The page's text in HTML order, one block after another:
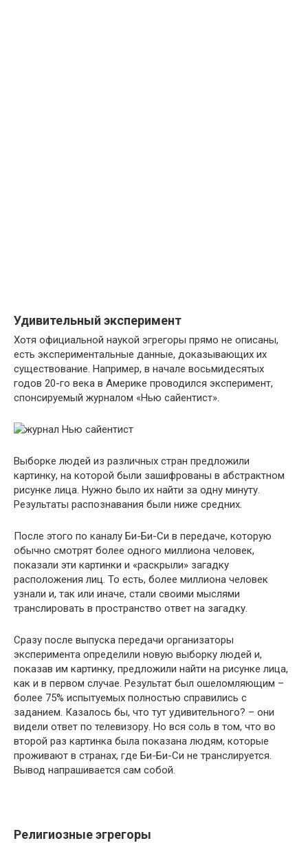
Удивительный эксперимент
Хотя официальной наукой эгрегоры прямо не описаны,
есть экспериментальные данные, доказывающих их
существование. Например, в начале восьмидесятых
годов 20-го века в Америке проводился эксперимент,
спонсируемый журналом «Нью сайентист».
Выборке людей из различных стран предложили
картинку, на которой были зашифрованы в абстрактном
рисунке лица. Нужно было их найти за одну минуту.
Результаты распознавания были ниже средних.
После этого по каналу Би-Би-Си в передаче, которую
обычно смотрят более одного миллиона человек,
показали эти картинки и «раскрыли» загадку
расположения лиц. То есть, более миллиона человек
узнали и, так или иначе, стали своими мыслями
транслировать в пространство ответ на загадку.
Сразу после выпуска передачи организаторы
эксперимента определили новую выборку людей и,
показав им картинку, предложили найти на рисунке лица,
как и в первом случае. Результат был ошеломляющим –
более 75% испытуемых полностью справились с
заданием. Казалось бы, что тут удивительного? – они
видели ответ по телевизору. Но вся соль в том, что во
второй раз картинка была показана людям, которые
проживают в странах, где Би-Би-Си не транслируется.
Вывод напрашивается сам собой.
Религиозные эгрегоры